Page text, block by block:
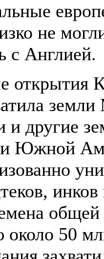
не
с Англией.
открытия
и другие
и Южной
инков
общей
около 50